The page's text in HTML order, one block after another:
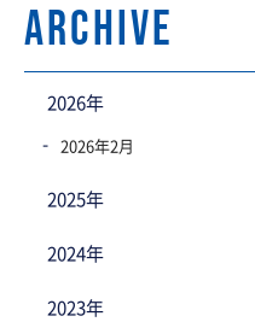
archive
2026年
2026年2月
2025年
2024年
2023年